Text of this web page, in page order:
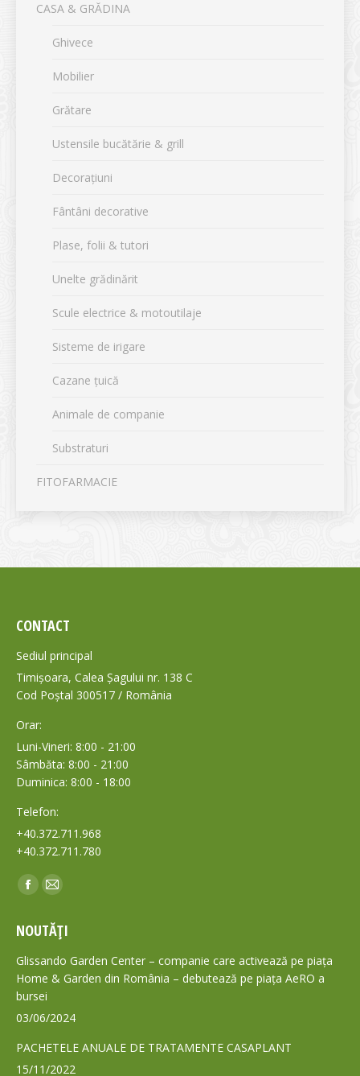
CASA & GRĂDINA
Ghivece
Mobilier
Grătare
Ustensile bucătărie & grill
Decorațiuni
Fântâni decorative
Plase, folii & tutori
Unelte grădinărit
Scule electrice & motoutilaje
Sisteme de irigare
Cazane țuică
Animale de companie
Substraturi
FITOFARMACIE
CONTACT
Sediul principal
Timișoara, Calea Șagului nr. 138 C
Cod Poștal 300517 / România
Orar:
Luni-Vineri: 8:00 - 21:00
Sâmbăta: 8:00 - 21:00
Duminica: 8:00 - 18:00
Telefon:
+40.372.711.968
+40.372.711.780
Find us on:
Facebook
opens
in
new
window
Mail
opens
in
new
NOUTĂȚI
Glissando Garden Center – companie care activează pe piața
Home & Garden din România – debutează pe piața AeRO a
bursei
03/06/2024
PACHETELE ANUALE DE TRATAMENTE CASAPLANT
15/11/2022